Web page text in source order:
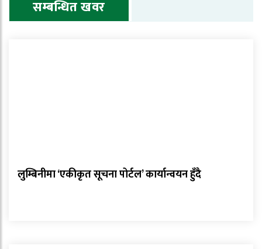
सम्बन्धित खवर
लुम्बिनीमा ‘एकीकृत सूचना पोर्टल’ कार्यान्वयन हुँदै